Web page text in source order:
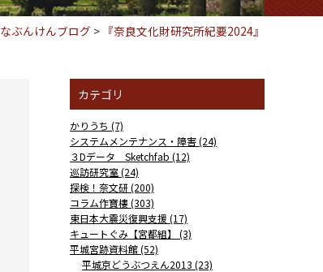
なぶんけんブログ > 『奈良文化財研究所紀要2024』
カテゴリ
かりうち (7)
システムメンテナンス・障害 (24)
３Dデータ Sketchfab (12)
巡訪研究室 (24)
探検！奈文研 (200)
コラム作寶樓 (303)
東日本大震災復興支援 (17)
キュートぐみ【宮都組】 (3)
平城宮跡資料館 (52)
平城京どうぶつえん2013 (23)